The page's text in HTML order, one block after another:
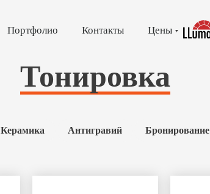
Портфолио Контакты Цены
Тонировка
Керамика Антигравий Бронирование